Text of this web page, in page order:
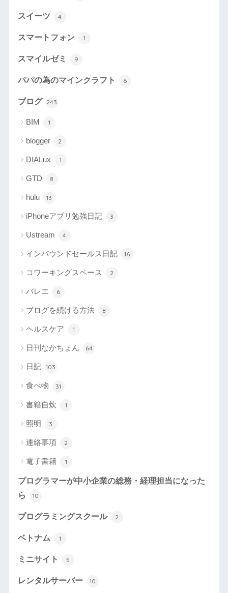
スイーツ 4
スマートフォン 1
スマイルゼミ 9
パパの為のマインクラフト 6
ブログ 243
BIM 1
blogger 2
DIALux 1
GTD 8
hulu 13
iPhoneアプリ勉強日記 3
Ustream 4
インバウンドセールス日記 16
コワーキングスペース 2
バレエ 6
ブログを続ける方法 8
ヘルスケア 1
日刊なかちょん 64
日記 103
食べ物 31
書籍自炊 1
照明 3
連絡事項 2
電子書籍 1
プログラマーが中小企業の総務・経理担当になった
ら
10
プログラミングスクール 2
ベトナム 1
ミニサイト 5
レンタルサーバー 10